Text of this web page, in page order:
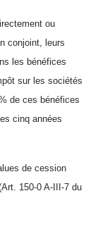
ou
conjoint, leurs
les bénéfices
sur les sociétés
de ces bénéfices
cinq années
de cession
150-0 A-III-7 du